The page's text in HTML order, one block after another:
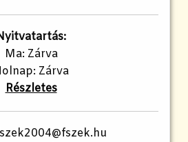
Ma: Zárva
Zárva
Részletes